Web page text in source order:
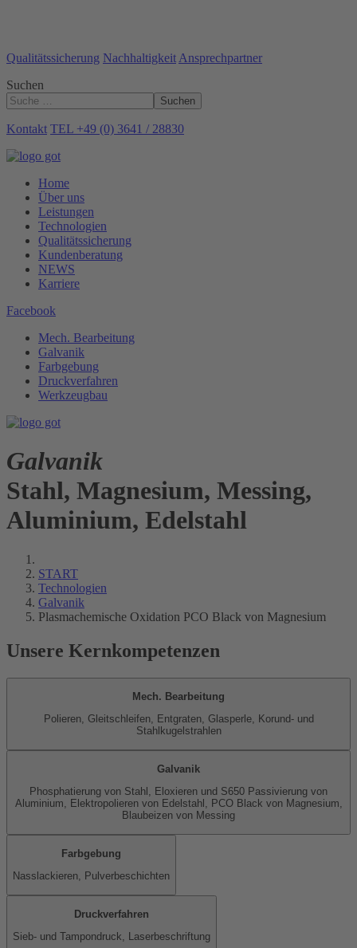
Qualitätssicherung Nachhaltigkeit Ansprechpartner
Suchen
Suchen
Kontakt TEL +49 (0) 3641 / 28830
Home
Über uns
Leistungen
Technologien
Qualitätssicherung
Kundenberatung
NEWS
Karriere
Facebook
Mech. Bearbeitung
Galvanik
Farbgebung
Druckverfahren
Werkzeugbau
Galvanik
Stahl, Magnesium, Messing,
Aluminium, Edelstahl
START
Technologien
Galvanik
Plasmachemische Oxidation PCO Black von Magnesium
Unsere Kernkompetenzen
Mech. Bearbeitung
Polieren, Gleitschleifen, Entgraten, Glasperle, Korund- und
Stahlkugelstrahlen
Galvanik
Phosphatierung von Stahl, Eloxieren und S650 Passivierung von
Aluminium, Elektropolieren von Edelstahl, PCO Black von Magnesium,
Blaubeizen von Messing
Farbgebung
Nasslackieren, Pulverbeschichten
Druckverfahren
Sieb- und Tampondruck, Laserbeschriftung